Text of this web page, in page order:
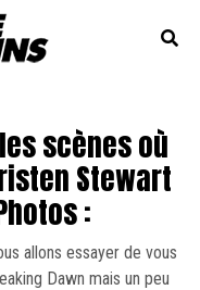
scènes où
Stewart
:
allons essayer de vous
Dawn mais un peu